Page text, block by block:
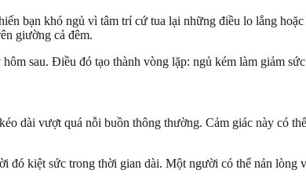
bạn khó ngủ vì tâm trí cứ tua lại những điều lo lắng
giường cả đêm.
sau. Điều đó tạo thành vòng lặp: ngủ kém làm giảm
dài vượt quá nỗi buồn thông thường. Cảm giác này có
đó kiệt sức trong thời gian dài. Một người có thể nản